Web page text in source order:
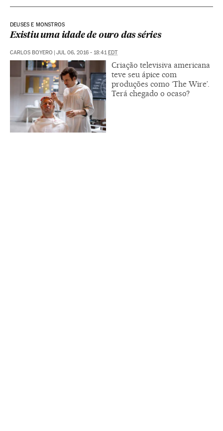
DEUSES E MONSTROS
Existiu uma idade de ouro das séries
CARLOS BOYERO JUL 06, 2016 - 18:41 EDT
Criação televisiva americana
teve seu ápice com
produções como ‘The Wire’.
Terá chegado o ocaso?